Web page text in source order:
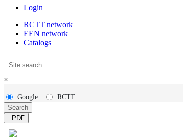
Login
RCTT network
EEN network
Catalogs
×
Google
RCTT
Search
PDF